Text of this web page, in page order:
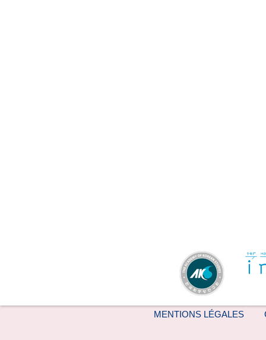
MENTIONS LÉGALES